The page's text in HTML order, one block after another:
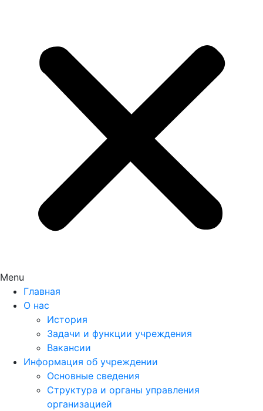
Menu
Главная
О нас
История
Задачи и функции учреждения
Вакансии
Информация об учреждении
Основные сведения
Структура и органы управления
организацией